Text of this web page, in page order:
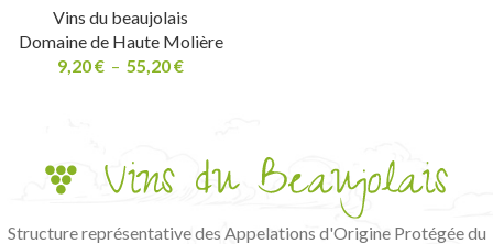
Vins du beaujolais
Domaine de Haute Molière
9,20€ – 55,20€
Structure représentative des Appelations d'Origine Protégée du